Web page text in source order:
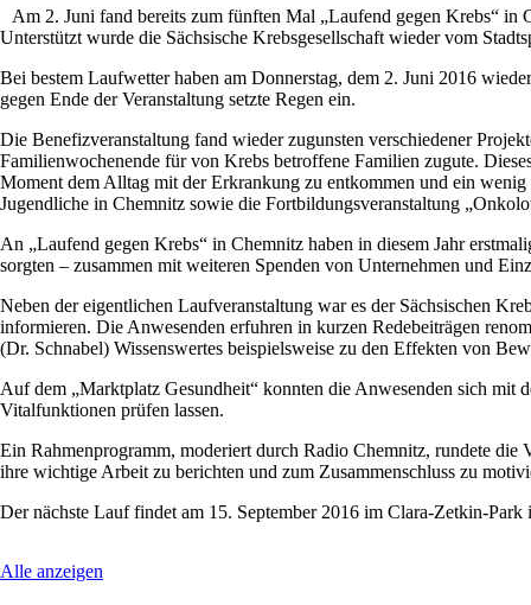
Am 2. Juni fand bereits zum fünften Mal „Laufend gegen Krebs“ in
Unterstützt wurde die Sächsische Krebsgesellschaft wieder vom
Bei bestem Laufwetter haben am Donnerstag, dem 2. Juni 2016
gegen Ende der Veranstaltung setzte Regen ein.
Die Benefizveranstaltung fand wieder zugunsten verschiedener
Familienwochenende für von Krebs betroffene Familien zugute.
Moment dem Alltag mit der Erkrankung zu entkommen und ein
Jugendliche in Chemnitz sowie die Fortbildungsveranstaltung
An „Laufend gegen Krebs“ in Chemnitz haben in diesem Jahr
sorgten – zusammen mit weiteren Spenden von Unternehmen und
Neben der eigentlichen Laufveranstaltung war es der Sächsischen
informieren. Die Anwesenden erfuhren in kurzen Redebeiträgen
(Dr. Schnabel) Wissenswertes beispielsweise zu den Effekten von
Auf dem „Marktplatz Gesundheit“ konnten die Anwesenden sich mit
Vitalfunktionen prüfen lassen.
Ein Rahmenprogramm, moderiert durch Radio Chemnitz, rundete
ihre wichtige Arbeit zu berichten und zum Zusammenschluss zu
Der nächste Lauf findet am 15. September 2016 im Clara-Zetkin-Park
Alle anzeigen